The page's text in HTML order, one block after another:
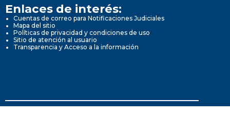
Enlaces de interés:
Cuentas de correo para Notificaciones Judiciales
Mapa del sitio
Políticas de privacidad y condiciones de uso
Sitio de atención al usuario
Transparencia y Acceso a la información